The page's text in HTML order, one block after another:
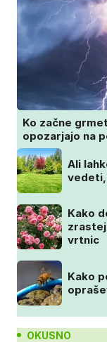
Ko začne
opozarjajo na
Ali
Kako
vrtnic
Kako
OKUSNO